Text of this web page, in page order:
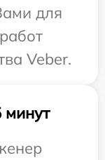
для
Veber.
минут